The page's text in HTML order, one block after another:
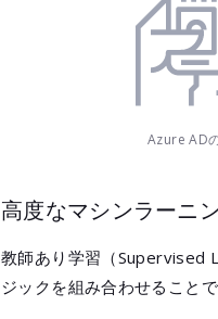
Azure AD
高度なマシンラーニ
教師あり学習（Supervised
ジックを組み合わせること